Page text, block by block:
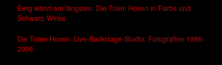
Ewig währt am längsten. Die Toten Hosen in Farbe und
Schwarz-Weiss
Die Toten Hosen. Live-Backstage-Studio: Fotografien 1986-
2006